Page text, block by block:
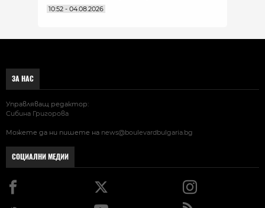
10:52 - 04.08.2026
ЗА НАС
Управляващ редактор:
Сибина Григорова
Можете да ни пишете на news@boulevardbulgaria.bg
СОЦИАЛНИ МЕДИИ